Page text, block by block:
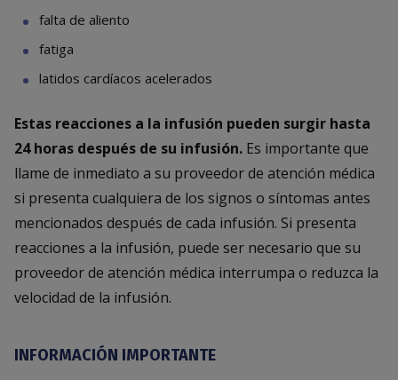
falta de aliento
fatiga
latidos cardíacos acelerados
Estas reacciones a la infusión pueden surgir hasta
24 horas después de su infusión. Es importante que
llame de inmediato a su proveedor de atención médica
si presenta cualquiera de los signos o síntomas antes
mencionados después de cada infusión. Si presenta
reacciones a la infusión, puede ser necesario que su
proveedor de atención médica interrumpa o reduzca la
velocidad de la infusión.
INFORMACIÓN IMPORTANTE